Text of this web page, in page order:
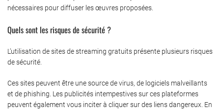
nécessaires pour diffuser les œuvres proposées.
Quels sont les risques de sécurité ?
L’utilisation de sites de streaming gratuits présente plusieurs risques
de sécurité.
Ces sites peuvent être une source de virus, de logiciels malveillants
et de phishing. Les publicités intempestives sur ces plateformes
peuvent également vous inciter à cliquer sur des liens dangereux. En